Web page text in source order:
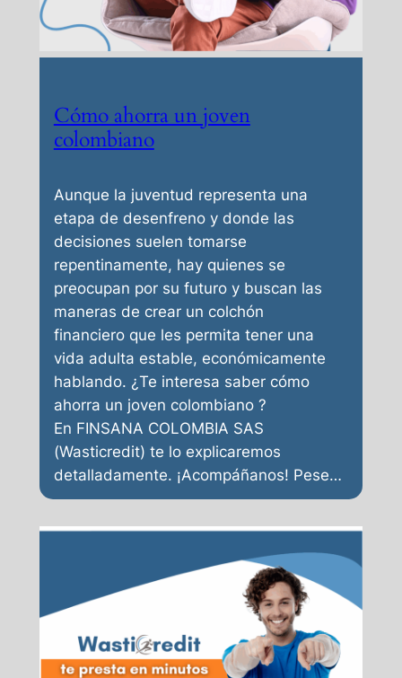
Cómo ahorra un joven
colombiano
Aunque la juventud representa una
etapa de desenfreno y donde las
decisiones suelen tomarse
repentinamente, hay quienes se
preocupan por su futuro y buscan las
maneras de crear un colchón
financiero que les permita tener una
vida adulta estable, económicamente
hablando. ¿Te interesa saber cómo
ahorra un joven colombiano ?
En FINSANA COLOMBIA SAS
(Wasticredit) te lo explicaremos
detalladamente. ¡Acompáñanos! Pese…